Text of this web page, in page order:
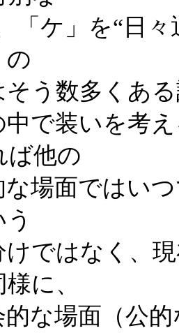
「ケ」を“日々
の
う数多くあ
で装いを考え
ば他の
場面ではいつ
ではなく、
に、
な場面（公